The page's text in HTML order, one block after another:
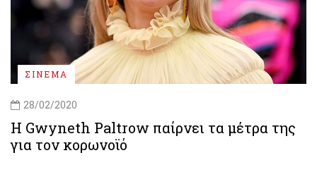
ΣΙΝΕΜΑ
28/02/2020
Η Gwyneth Paltrow παίρνει τα μέτρα της
για τον κορωνοϊό